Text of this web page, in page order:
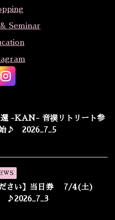
Seminar
-KAN- 音禊リトリート参
始♪ 2026_7_5
ださい】当日券 7/4(土)